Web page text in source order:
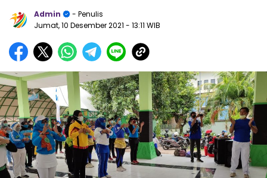
Admin
- Penulis
Jumat, 10 Desember 2021 - 13:11 WIB